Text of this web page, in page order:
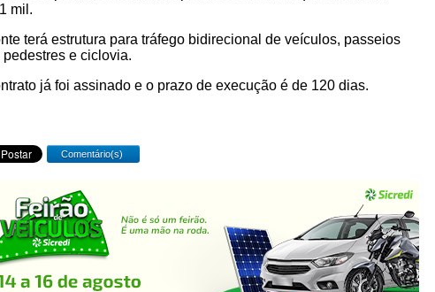
mil.
terá estrutura para tráfego bidirecional de veículos, passeios
pedestres e ciclovia.
já foi assinado e o prazo de execução é de 120 dias.
Comentário(s)